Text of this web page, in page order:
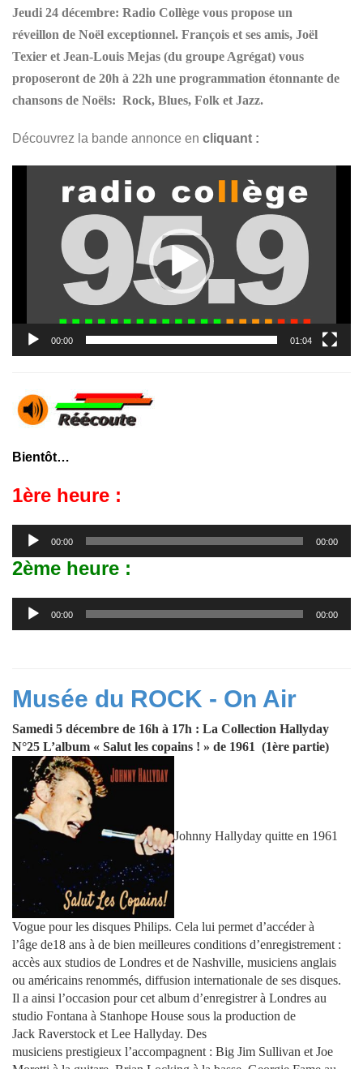
Jeudi 24 décembre: Radio Collège vous propose un
réveillon de Noël exceptionnel. François et ses amis, Joël
Texier et Jean-Louis Mejas (du groupe Agrégat) vous
proposeront de 20h à 22h une programmation étonnante de
chansons de Noëls: Rock, Blues, Folk et Jazz.
Découvrez la bande annonce en cliquant :
00:00 01:04
Bientôt…
1ère heure :
Lecteur
audio
00:00 00:00
2ème heure :
Lecteur
audio
00:00 00:00
Musée du ROCK - On Air
Samedi 5 décembre de 16h à 17h : La Collection Hallyday
N°25 L’album « Salut les copains ! » de 1961 (1ère partie)
Johnny Hallyday quitte en 1961
Vogue pour les disques Philips. Cela lui permet d’accéder à
l’âge de18 ans à de bien meilleures conditions d’enregistrement :
accès aux studios de Londres et de Nashville, musiciens anglais
ou américains renommés, diffusion internationale de ses disques.
Il a ainsi l’occasion pour cet album d’enregistrer à Londres au
studio Fontana à Stanhope House sous la production de
Jack Raverstock et Lee Hallyday. Des
musiciens prestigieux l’accompagnent : Big Jim Sullivan et Joe